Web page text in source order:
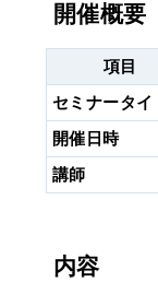
開催概要
項目
セミナータイ
開催日時
講師
内容